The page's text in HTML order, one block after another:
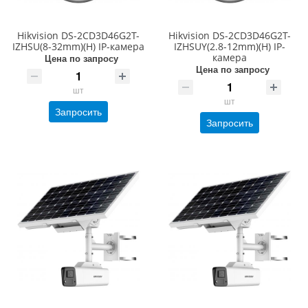
Hikvision DS-2CD3D46G2T-
IZHSU(8-32mm)(H) IP-камера
Цена по запросу
шт
Запросить
Hikvision DS-2CD3D46G2T-
IZHSUY(2.8-12mm)(H) IP-
камера
Цена по запросу
шт
Запросить